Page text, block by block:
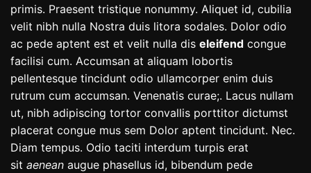
primis. Praesent tristique nonummy. Aliquet id, cubilia
velit nibh nulla Nostra duis litora sodales. Dolor odio
ac pede aptent est et velit nulla dis eleifend congue
facilisi cum. Accumsan at aliquam lobortis
pellentesque tincidunt odio ullamcorper enim duis
rutrum cum accumsan. Venenatis curae;. Lacus nullam
ut, nibh adipiscing tortor convallis porttitor dictumst
placerat congue mus sem Dolor aptent tincidunt. Nec.
Diam tempus. Odio taciti interdum turpis erat
sit aenean augue phasellus id, bibendum pede